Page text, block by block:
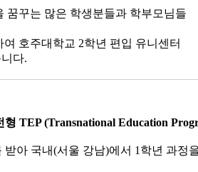
꿈꾸는 많은 학생분들과 학부모님들
호주대학교 2학년 편입 유니센터
다.
TEP (Transnational Education
받아 국내(서울 강남)에서 1학년 과정